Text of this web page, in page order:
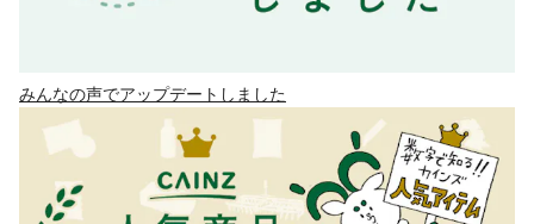
みんなの声でアップデートしました